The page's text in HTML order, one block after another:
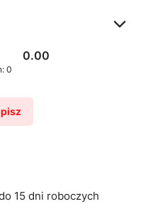
0.00
0
15 dni roboczych